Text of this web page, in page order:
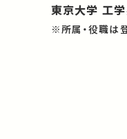
東京大学 工
※所属・役職は